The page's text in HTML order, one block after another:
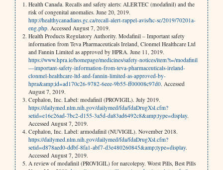
Health Canada. Recalls and safety alerts: ALERTEC (modafinil) and the
risk of congenital anomalies. June 20, 2019.
http://healthycanadians.gc.ca/recall-alert-rappel-avis/hc-sc/2019/70201a-
eng.php. Accessed August 7, 2019.
Health Products Regulatory Authority. Modafinil – Important safety
information from Teva Pharmaceuticals Ireland, Clonmel Healthcare Ltd
and Fannin Limited as approved by HPRA. June 11, 2019.
https://www.hpra.ie/homepage/medicines/safety-notices/item?t=/modafinil
—important-safety-information-from-teva-pharmaceuticals-ireland-
clonmel-healthcare-ltd-and-fannin-limited-as-approved-by-
hpra&amp;id=ad170c26-9782-6eee-9b55-ff00008c97d0. Accessed
August 7, 2019.
Cephalon, Inc. Label: modafinil (PROVIGIL). July 2019.
https://dailymed.nlm.nih.gov/dailymed/fda/fdaDrugXsl.cfm?
setid=e16c26ad-7bc2-d155-3a5d-da83ad6492c8&amp;type=display.
Accessed August 7, 2019.
Cephalon, Inc. Label: armodafinil (NUVIGIL). November 2018.
https://dailymed.nlm.nih.gov/dailymed/fda/fdaDrugXsl.cfm?
setid=d878aed0-ddbf-8fa1-abf7-d3e480260845&amp;type=display.
Accessed August 7, 2019.
A review of modafinil (PROVIGIL) for narcolepsy. Worst Pills, Best Pills